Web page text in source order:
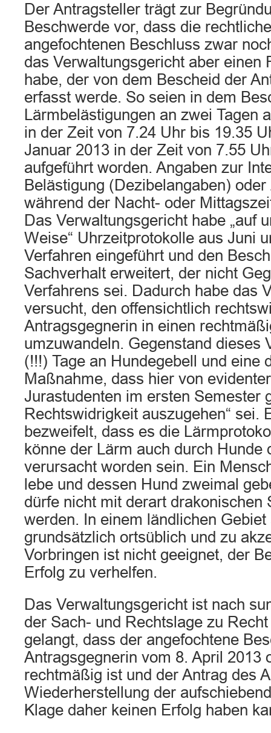
Der Antragsteller trägt zur
Beschwerde vor, dass die
angefochtenen Beschluss zwar
das Verwaltungsgericht aber einen
habe, der von dem Bescheid der
erfasst werde. So seien in dem
Lärmbelästigungen an zwei Tagen
in der Zeit von 7.24 Uhr bis 19.35
Januar 2013 in der Zeit von 7.55
aufgeführt worden. Angaben zur
Belästigung (Dezibelangaben)
während der Nacht- oder
Das Verwaltungsgericht habe „auf
Weise“ Uhrzeitprotokolle aus Juni
Verfahren eingeführt und den
Sachverhalt erweitert, der nicht
Verfahrens sei. Dadurch habe das
versucht, den offensichtlich
Antragsgegnerin in einen
umzuwandeln. Gegenstand dieses
(!!!) Tage an Hundegebell und eine
Maßnahme, dass hier von
Jurastudenten im ersten Semester
Rechtswidrigkeit auszugehen“ sei.
bezweifelt, dass es die
könne der Lärm auch durch Hunde
verursacht worden sein. Ein
lebe und dessen Hund zweimal
dürfe nicht mit derart drakonischen
werden. In einem ländlichen
grundsätzlich ortsüblich und zu
Vorbringen ist nicht geeignet, der
Erfolg zu verhelfen.
Das Verwaltungsgericht ist nach
der Sach- und Rechtslage zu
gelangt, dass der angefochtene
Antragsgegnerin vom 8. April 2013
rechtmäßig ist und der Antrag des
Wiederherstellung der
Klage daher keinen Erfolg haben